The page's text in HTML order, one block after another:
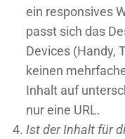
ein responsives
passt sich das
Devices (Handy,
keinen
Inhalt auf
nur eine URL.
Ist der Inhalt für